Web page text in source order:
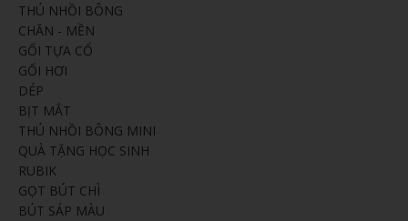
THÚ NHỒI BÔNG
CHĂN - MỀN
GỐI TỰA CỔ
GỐI HƠI
DÉP
BỊT MẮT
THÚ NHỒI BÔNG MINI
QUÀ TẶNG HỌC SINH
RUBIK
GỌT BÚT CHÌ
BÚT SÁP MÀU